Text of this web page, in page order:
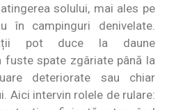
solului, mai ales pe
în campinguri denivelate.
pot duce la daune
fuste spate zgâriate până la
deteriorate sau chiar
Aici intervin rolele de rulare: